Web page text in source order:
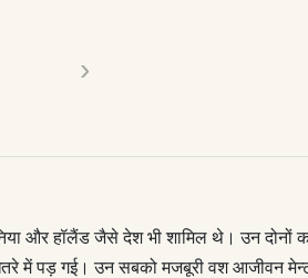
›
और हॉलैंड जैसे देश भी शामिल थे। उन दोनों
में पड़ गई। उन सबको मजबूरी वश आजीवन